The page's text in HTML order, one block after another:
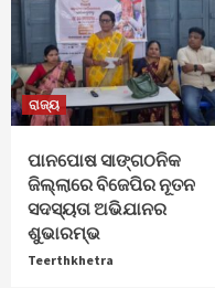
ରାଜ୍ୟ
ପାନପୋଷ ସାଙ୍ଗଠନିକ
ଜିଲ୍ଲାରେ ବିଜେପିର ନୂତନ
ସଦସ୍ୟତା ଅଭିଯାନର
ଶୁଭାରମ୍ଭ
Teerthkhetra